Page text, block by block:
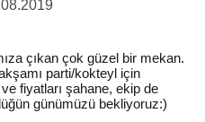
çıkan çok güzel bir mekan.
parti/kokteyl için
fiyatları şahane, ekip de
günümüzü bekliyoruz:)